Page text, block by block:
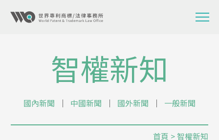
智權新知
國內新聞 │ 中國新聞 │ 國外新聞 │ 一般新聞
首頁 > 智權新知